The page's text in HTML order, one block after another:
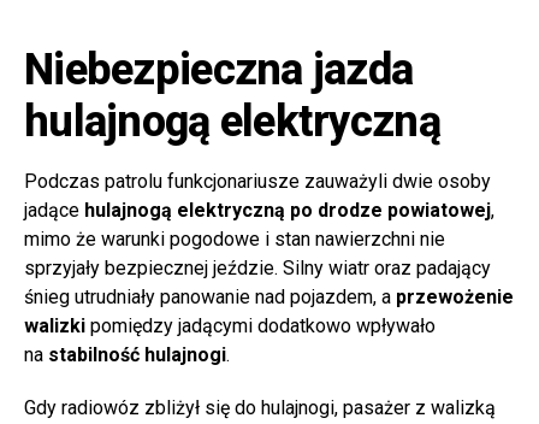
Niebezpieczna jazda
hulajnogą elektryczną
Podczas patrolu funkcjonariusze zauważyli dwie osoby
jadące hulajnogą elektryczną po drodze powiatowej,
mimo że warunki pogodowe i stan nawierzchni nie
sprzyjały bezpiecznej jeździe. Silny wiatr oraz padający
śnieg utrudniały panowanie nad pojazdem, a przewożenie
walizki pomiędzy jadącymi dodatkowo wpływało
na stabilność hulajnogi.
Gdy radiowóz zbliżył się do hulajnogi, pasażer z walizką